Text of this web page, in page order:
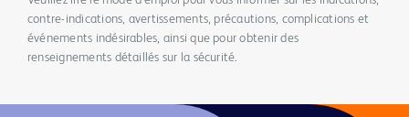
contre-indications, avertissements, précautions, complications et
événements indésirables, ainsi que pour obtenir des
renseignements détaillés sur la sécurité.